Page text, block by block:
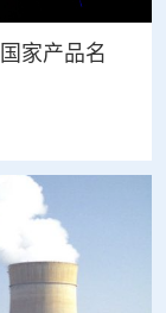
家产品名